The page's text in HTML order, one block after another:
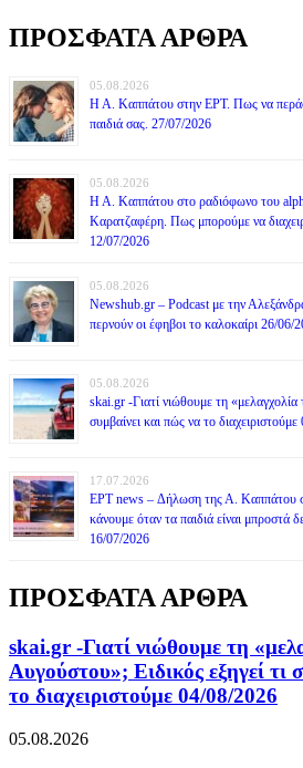
ΠΡΟΣΦΑΤΑ ΑΡΘΡΑ
05.08.2026
Η Α. Καππάτου στην ΕΡΤ. Πως να
παιδιά σας. 27/07/2026
05.08.2026
Η Α. Καππάτου στο ραδιόφωνο του
Καρατζαφέρη. Πως μπορούμε να
12/07/2026
05.08.2026
Newshub.gr – Podcast με την
περνούν οι έφηβοι το καλοκαίρι 26/06/
05.08.2026
skai.gr -Γιατί νιώθουμε τη «μελαγχολία
συμβαίνει και πώς να το
17.07.2026
ΕΡΤ news – Δήλωση της Α. Καππάτου
κάνουμε όταν τα παιδιά είναι μπροστά
16/07/2026
ΠΡΟΣΦΑΤΑ ΑΡΘΡΑ
skai.gr -Γιατί νιώθουμε τη
Αυγούστου»; Ειδικός εξηγεί τι
το διαχειριστούμε 04/08/2026
05.08.2026